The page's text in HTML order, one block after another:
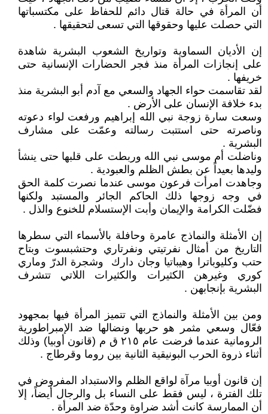
أن المرأة في حالة قتال دائم للحفاظ على مكتسباتها
التي حصلت عليها وحقوقها التي تسعى لتحقيقها .
إن الأديان السماوية وتواريخ الشعوب البشرية شاهدة
على إنجازات المرأة منذ فجر الحضارات الإنسانية حتى
خريفها .
لقد تقاسمت حواء الجهاد والسعي مع آدم أبو البشرية منذ
بدء خلافة الإنسان على الأرض .
وسعت سارة زوجة نبي الله إبراهيم ورفعت لواء دعوته
وناصرته حتى استتبت رسالته وعمّت على مشارف
البشرية .
وناضلت أم موسى نبي الله وربطت على قلبها حتى ينشأ
وليدها بعيداً عن بطش الظلم والعبودية .
وجاهدت امرأت فرعون موسى عندما نصرت كلمة الحق
في وجه زوجها ذلك الحاكم الجائر والمستبد ولكنها
فضّلت الكرامة والإيمان وأبت الإستسلام للخنوع والذل .
إن الأمثلة والنماذج عامرة وحافلة بالأسماء التي سطرها
التاريخ من أمثال نفرتيتي ونفرتاري وحتشبسوت وبتاح
حتب وكليوباترا وهيباتيا وجان دارك وشجرة الدرّ وماري
كوري وغيرهن الكثيرات والكثيرات اللاتي تتشرف
البشرية بإنجابهن .
ومن بين الأمثلة والنماذج التي تتميز المرأة فيها بمجهود
فعّال وسعي مثمر هو حربها ونضالها ضد الإمبراطورية
الرومانية عندما فرضت عام ٢١٥ ق م (قانون أوبيا) وذلك
أثناء ذروة الحرب البونيقية الثانية بين روما وقرطاج .
إن قانون أوبيا مرآة لواقع الظلم والاستبداد المفروض في
تلك الفترة ، ليس فقط على النساء بل والرجال أيضاً، إلا
أن الممارسة كانت أشد ضراوة وحدّة ضد المرأة .